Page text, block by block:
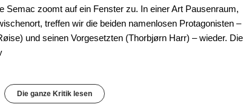
zoomt auf ein Fenster zu. In einer Art Pausenraum,
treffen wir die beiden namenlosen Protagonisten –
und seinen Vorgesetzten (Thorbjørn Harr) – wieder. Die
Die ganze Kritik lesen